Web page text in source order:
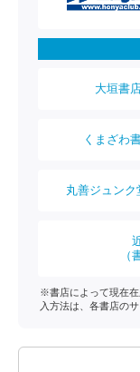
大垣書
くまざわ
丸善ジュンク
（
※書店によって現在
入方法は、各書店の